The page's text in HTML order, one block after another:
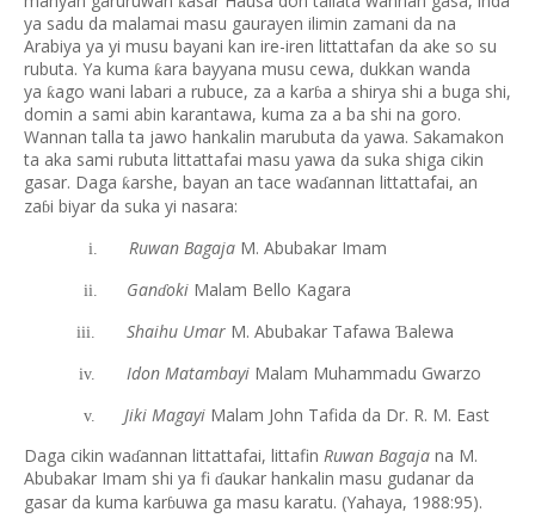
ya sadu da malamai masu gaurayen ilimin zamani da na
Arabiya ya yi musu bayani kan ire-iren littattafan da ake so su
rubuta. Ya kuma ƙara bayyana musu cewa, dukkan wanda
ya ƙago wani labari a rubuce, za a karɓa a shirya shi a buga shi,
domin a sami abin karantawa, kuma za a ba shi na goro.
Wannan talla ta jawo hankalin marubuta da yawa. Sakamakon
ta aka sami rubuta littattafai masu yawa da suka shiga cikin
gasar. Daga ƙarshe, bayan an tace waɗannan littattafai, an
zaɓi biyar da suka yi nasara:
i. Ruwan Bagaja M. Abubakar Imam
ii. Ganɗoki Malam Bello Kagara
iii. Shaihu Umar M. Abubakar Tafawa Ɓalewa
iv. Idon Matambayi Malam Muhammadu Gwarzo
v. Jiki Magayi Malam John Tafida da Dr. R. M. East
Daga cikin waɗannan littattafai, littafin Ruwan Bagaja na M.
Abubakar Imam shi ya fi ɗaukar hankalin masu gudanar da
gasar da kuma karɓuwa ga masu karatu. (Yahaya, 1988:95).